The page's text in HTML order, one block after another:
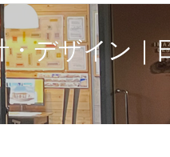
デザイン｜